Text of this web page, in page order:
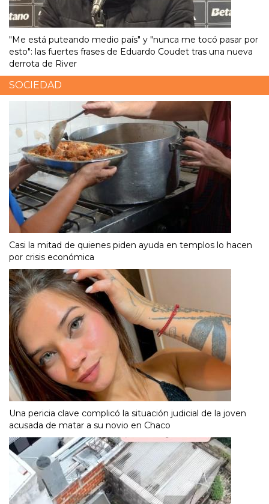
"Me está puteando medio país" y "nunca me tocó pasar por
esto": las fuertes frases de Eduardo Coudet tras una nueva
derrota de River
SOCIEDAD
Casi la mitad de quienes piden ayuda en templos lo hacen
por crisis económica
Una pericia clave complicó la situación judicial de la joven
acusada de matar a su novio en Chaco